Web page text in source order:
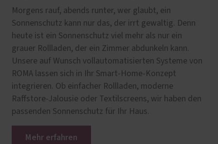
Morgens rauf, abends runter, wer glaubt, ein
Sonnenschutz kann nur das, der irrt gewaltig. Denn
heute ist ein Sonnenschutz viel mehr als nur ein
grauer Rollladen, der ein Zimmer abdunkeln kann.
Unsere auf Wunsch vollautomatisierten Systeme von
ROMA lassen sich in Ihr Smart-Home-Konzept
integrieren. Ob einfacher Rollladen, moderne
Raffstore-Jalousie oder Textilscreens, wir haben den
passenden Sonnenschutz für Ihr Haus.
Mehr erfahren